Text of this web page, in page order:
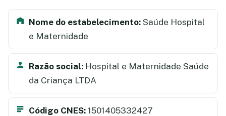
Nome do estabelecimento: Saúde Hospital
e Maternidade
Razão social: Hospital e Maternidade Saúde
da Criança LTDA
Código CNES: 1501405332427